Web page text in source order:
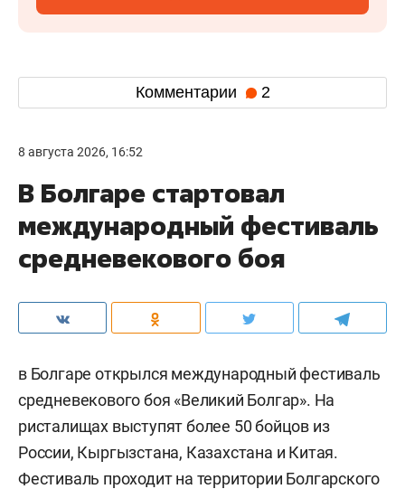
Комментарии 2
8 августа 2026, 16:52
В Болгаре стартовал
международный фестиваль
средневекового боя
в Болгаре открылся международный фестиваль
средневекового боя «Великий Болгар». На
ристалищах выступят более 50 бойцов из
России, Кыргызстана, Казахстана и Китая.
Фестиваль проходит на территории Болгарского